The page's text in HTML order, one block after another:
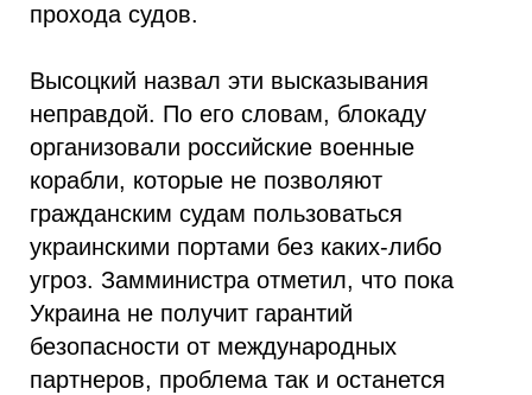
прохода судов.
Высоцкий назвал эти высказывания
неправдой. По его словам, блокаду
организовали российские военные
корабли, которые не позволяют
гражданским судам пользоваться
украинскими портами без каких-либо
угроз. Замминистра отметил, что пока
Украина не получит гарантий
безопасности от международных
партнеров, проблема так и останется